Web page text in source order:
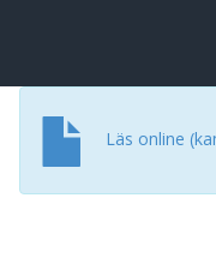
Läs online